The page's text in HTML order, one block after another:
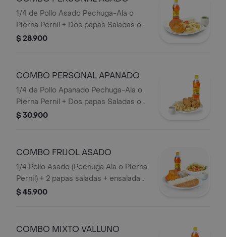
1/4 de Pollo Asado Pechuga-Ala o
Pierna Pernil + Dos papas Saladas o
Francesa o Papa Artesanal + Bebida
$ 28.900
COMBO PERSONAL APANADO
1/4 de Pollo Apanado Pechuga-Ala o
Pierna Pernil + Dos papas Saladas o
Francesa o papa Artesanal + Bebida
$ 30.900
COMBO FRIJOL ASADO
1/4 Pollo Asado (Pechuga Ala o Pierna
Pernil) + 2 papas saladas + ensalada
caribe mediana + arroz + frijol+
$ 45.900
COMBO MIXTO VALLUNO